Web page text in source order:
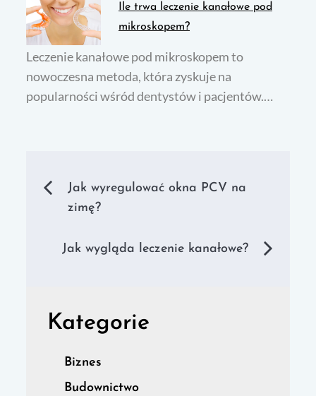
Ile trwa leczenie kanałowe pod
mikroskopem?
Leczenie kanałowe pod mikroskopem to
nowoczesna metoda, która zyskuje na
popularności wśród dentystów i pacjentów.…
Nawigacja
Jak wyregulować okna PCV na
zimę?
Jak wygląda leczenie kanałowe?
Kategorie
Biznes
Budownictwo